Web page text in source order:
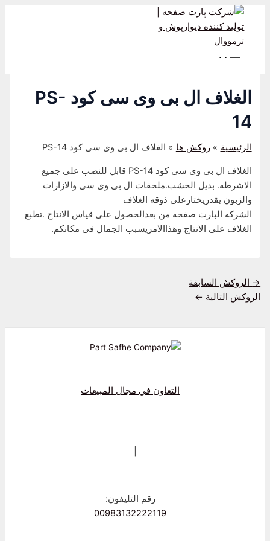
تخطي
المحتوى
Main
Menu
الغلاف ال بی وی سی کود PS-
14
الرئيسية روکش ها الغلاف ال بی وی سی کود PS-14
الغلاف ال بی وی سی کود PS-14 قابل للنصب علی جمیع
الاشرطه. بدیل الخشب.ملحقات ال بی وی سی والازارات
والزبون یقدریختارعلی ذوقه الغلاف
الشرکه البارت صفحه من بعدالحصول علی قیاس الانتاج .تطبع
الغلاف علی الانتاج وهذاالامریسبب الجمال فی مکانکم.
Post
navigation
→ الروکش السابقة
الروکش التالية ←
التعاون في مجال المبيعات
رقم التليفون:
00983132222119